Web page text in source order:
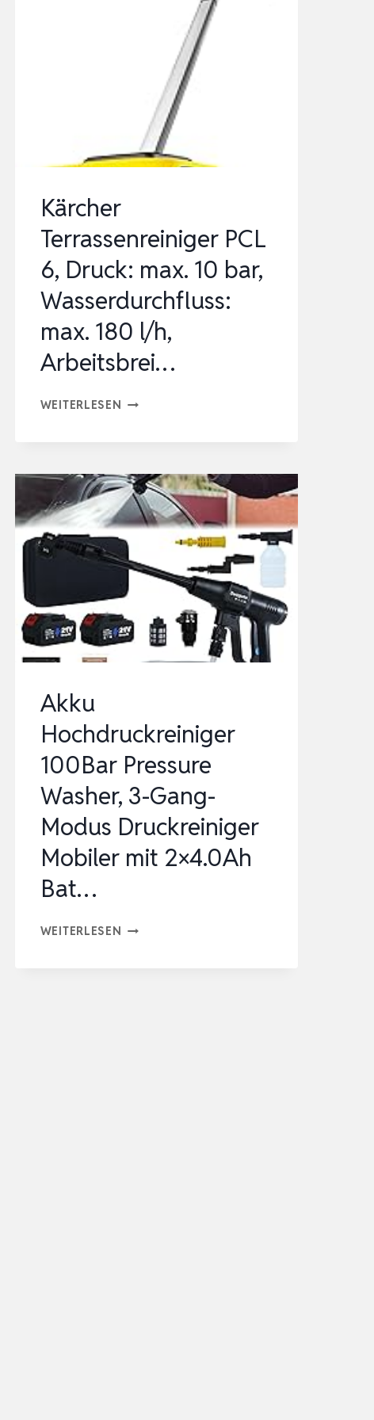
Kärcher
Terrassenreiniger PCL
6, Druck: max. 10 bar,
Wasserdurchfluss:
max. 180 l/h,
Arbeitsbrei…
WEITERLESEN KÄRCHER
6,
DRUCK:
MAX.
10
BAR,
WASSERDURCHFLUSS:
MAX.
180
L/H,
Akku
Hochdruckreiniger
100Bar Pressure
Washer, 3-Gang-
Modus Druckreiniger
Mobiler mit 2×4.0Ah
Bat…
WEITERLESEN AKKU